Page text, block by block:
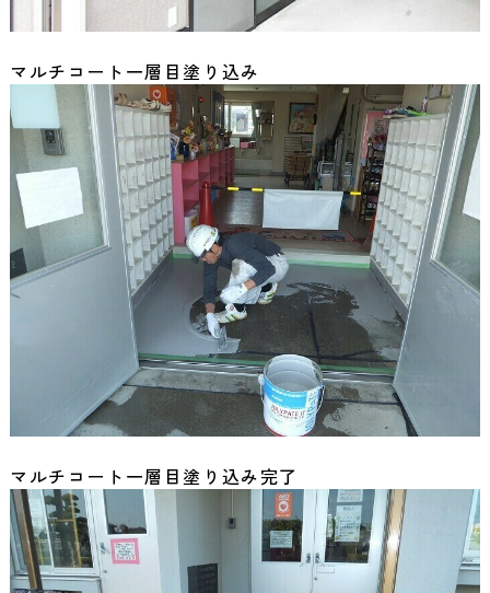
マルチコート一層目塗り込み
マルチコート一層目塗り込み完了